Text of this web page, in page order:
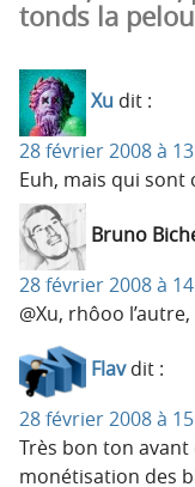
tonds la
Xu dit :
28 février 2008 à
Euh, mais qui sont
Bruno
28 février 2008 à
@Xu, rhôoo
Flav dit :
28 février 2008 à
Très bon ton
monétisation des